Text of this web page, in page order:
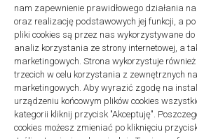
nam zapewnienie prawidłowego działania
oraz realizację podstawowych jej funkcji, a
pliki cookies są przez nas wykorzystywane
analiz korzystania ze strony internetowej, a
marketingowych. Strona wykorzystuje
trzecich w celu korzystania z zewnętrznych
marketingowych. Aby wyrazić zgodę na
urządzeniu końcowym plików cookies
kategorii kliknij przycisk "Akceptuję".
cookies możesz zmieniać po kliknięciu
06/07/2026
ZDROWIE, MEDYCYNA
Lekarz online wieczorem lub w
23/06/2026
BIZNES, FINANSE
KSeF: podział obowiązków
21/06/2026